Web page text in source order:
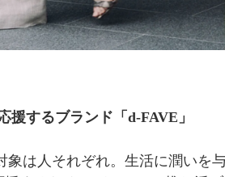
援するブランド「d-FAVE」
は人それぞれ。生活に潤いを